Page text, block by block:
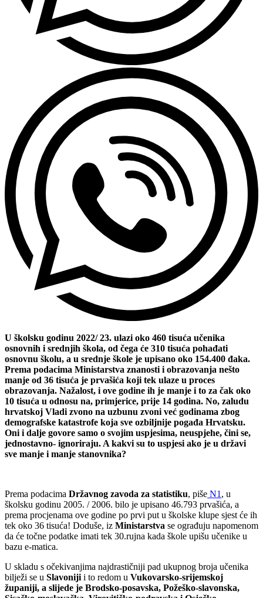
U školsku godinu 2022/ 23. ulazi oko 460 tisuća učenika
osnovnih i srednjih škola, od čega će 310 tisuća pohađati
osnovnu školu, a u srednje škole je upisano oko 154.400 đaka.
Prema podacima Ministarstva znanosti i obrazovanja nešto
manje od 36 tisuća je prvašića koji tek ulaze u proces
obrazovanja. Nažalost, i ove godine ih je manje i to za čak oko
10 tisuća u odnosu na, primjerice, prije 14 godina. No, zaludu
hrvatskoj Vladi zvono na uzbunu zvoni već godinama zbog
demografske katastrofe koja sve ozbiljnije pogađa Hrvatsku.
Oni i dalje govore samo o svojim uspjesima, neuspjehe, čini se,
jednostavno- ignoriraju. A kakvi su to uspjesi ako je u državi
sve manje i manje stanovnika?
Prema podacima Državnog zavoda za statistiku, piše N1 , u
školsku godinu 2005. / 2006. bilo je upisano 46.793 prvašića, a
prema procjenama ove godine po prvi put u školske klupe sjest će ih
tek oko 36 tisuća! Doduše, iz Ministarstva se ograđuju napomenom
da će točne podatke imati tek 30.rujna kada škole upišu učenike u
bazu e-matica.
U skladu s očekivanjima najdrastičniji pad ukupnog broja učenika
bilježi se u Slavoniji i to redom u Vukovarsko-srijemskoj
županiji, a slijede je Brodsko-posavska, Požeško-slavonska,